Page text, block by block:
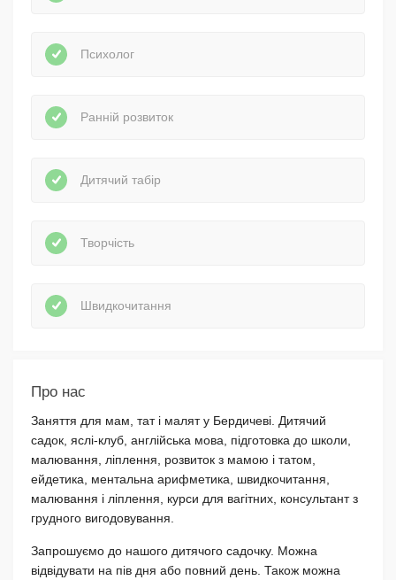
Психолог
Ранній розвиток
Дитячий табір
Творчість
Швидкочитання
Про нас
Заняття для мам, тат і малят у Бердичеві. Дитячий
садок, яслі-клуб, англійська мова, підготовка до школи,
малювання, ліплення, розвиток з мамою і татом,
ейдетика, ментальна арифметика, швидкочитання,
малювання і ліплення, курси для вагітних, консультант з
грудного вигодовування.
Запрошуємо до нашого дитячого садочку. Можна
відвідувати на пів дня або повний день. Також можна